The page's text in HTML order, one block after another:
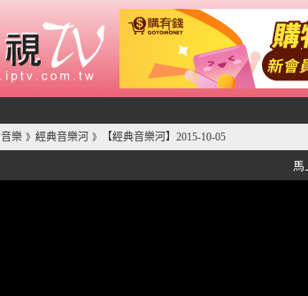
音樂 》 經典音樂河 》 【經典音樂河】2015-10-05
馬